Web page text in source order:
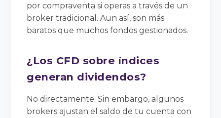
por compraventa si operas a través de un
broker tradicional. Aun así, son más
baratos que muchos fondos gestionados.
¿Los CFD sobre índices
generan dividendos?
No directamente. Sin embargo, algunos
brokers ajustan el saldo de tu cuenta con